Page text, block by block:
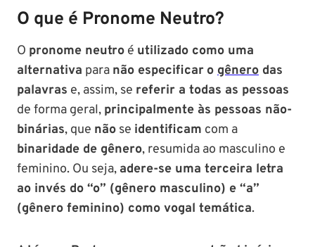
O que é Pronome Neutro?
O pronome neutro é utilizado como uma
alternativa para não especificar o gênero das
palavras e, assim, se referir a todas as pessoas
de forma geral, principalmente às pessoas não-
binárias, que não se identificam com a
binaridade de gênero, resumida ao masculino e
feminino. Ou seja, adere-se uma terceira letra
ao invés do “o” (gênero masculino) e “a”
(gênero feminino) como vogal temática.